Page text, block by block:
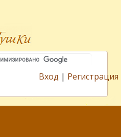
Вход | Регистрация